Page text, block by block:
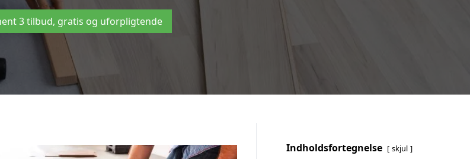
3 tilbud, gratis og uforpligtende
Indholdsfortegnelse skjul